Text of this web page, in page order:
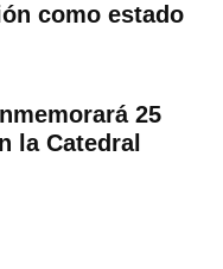
como estado
25
la Catedral